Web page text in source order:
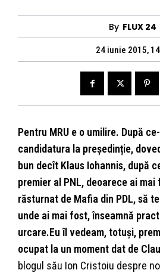
By FLUX 24
24 iunie 2015,
Pentru MRU e o umilire. După
candidatura la președinție,
bun decît Klaus Iohannis, după
premier al PNL, deoarece ai mai
răsturnat de Mafia din PDL, să
unde ai mai fost, înseamnă
urcare.Eu îl vedeam, totuși,
ocupat la un moment dat de
blogul său Ion Cristoiu despre